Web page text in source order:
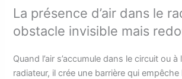
La présence d’air dans le
obstacle invisible mais
Quand l’air s’accumule dans le circuit ou à
radiateur, il crée une barrière qui empêche